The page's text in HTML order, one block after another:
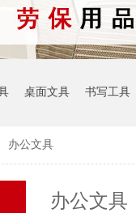
桌面文具 书写工具
办公文具
办公文具